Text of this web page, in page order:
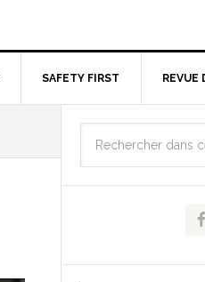
SAFETY FIRST REVUE